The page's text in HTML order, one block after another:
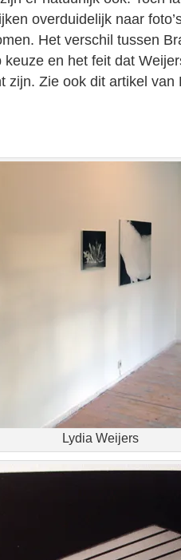
overduidelijk naar
Het verschil tussen
en het feit dat
zijn. Zie ook dit artikel van
Lydia Weijers